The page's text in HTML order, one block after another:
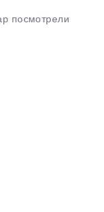
посмотрели